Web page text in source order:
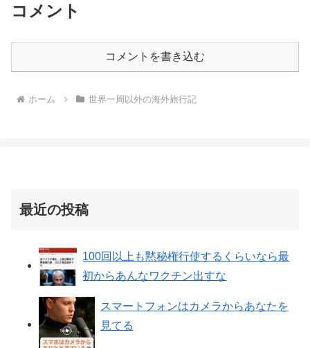
コメント
コメントを書き込む
ホーム 世界一周以外の海外旅行記
最近の投稿
100回以上も黙秘権行使するくらいなら最
初からあんなワクチン出すな
スマートフォンはカメラからあなたを
見てる